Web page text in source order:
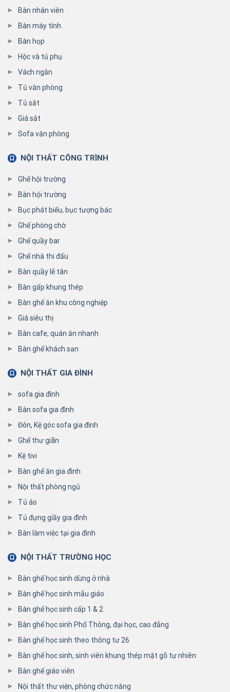
Bàn nhân viên
Bàn máy tính
Bàn họp
Hộc và tủ phụ
Vách ngăn
Tủ văn phòng
Tủ sắt
Giá sắt
Sofa văn phòng
NỘI THẤT CÔNG TRÌNH
Ghế hội trường
Bàn hội trường
Bục phát biểu, bục tượng bác
Ghế phòng chờ
Ghế quầy bar
Ghế nhà thi đấu
Bàn quầy lễ tân
Bàn gấp khung thép
Bàn ghế ăn khu công nghiệp
Giá siêu thị
Bàn cafe, quán ăn nhanh
Bàn ghế khách sạn
NỘI THẤT GIA ĐÌNH
sofa gia đình
Bàn sofa gia đình
Đôn, Kệ góc sofa gia đình
Ghế thư giãn
Kệ tivi
Bàn ghế ăn gia đình
Nội thất phòng ngủ
Tủ áo
Tủ đựng giầy gia đình
Bàn làm việc tại gia đình
NỘI THẤT TRƯỜNG HỌC
Bàn ghế học sinh dùng ở nhà
Bàn ghế học sinh mẫu giáo
Bàn ghế học sinh cấp 1 & 2
Bàn ghế học sinh Phổ Thông, đại học, cao đẳng
Bàn ghế học sinh theo thông tư 26
Bàn ghế học sinh, sinh viên khung thép mặt gỗ tự nhiên
Bàn ghế giáo viên
Nội thất thư viện, phòng chức năng